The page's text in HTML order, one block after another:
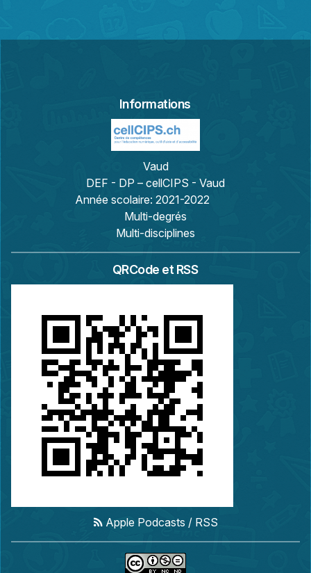
Informations
Vaud
DEF - DP – cellCIPS - Vaud
Année scolaire: 2021-2022
Multi-degrés
Multi-disciplines
QRCode et RSS
Apple Podcasts / RSS